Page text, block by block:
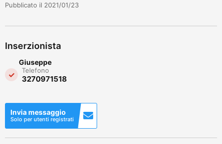
Pubblicato il 2021/01/23
Inserzionista
Giuseppe
Telefono
3270971518
Invia messaggio
Solo per utenti registrati